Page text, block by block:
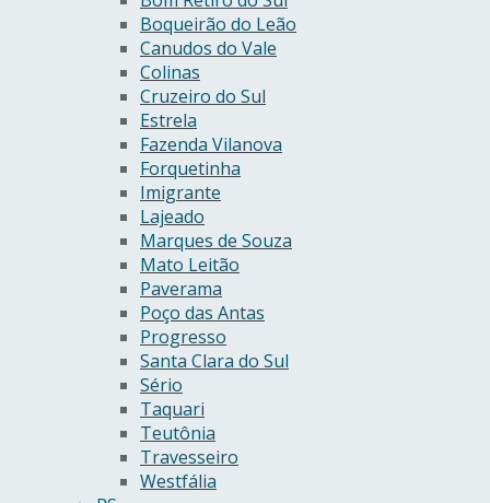
Boqueirão do Leão
Canudos do Vale
Colinas
Cruzeiro do Sul
Estrela
Fazenda Vilanova
Forquetinha
Imigrante
Lajeado
Marques de Souza
Mato Leitão
Paverama
Poço das Antas
Progresso
Santa Clara do Sul
Sério
Taquari
Teutônia
Travesseiro
Westfália